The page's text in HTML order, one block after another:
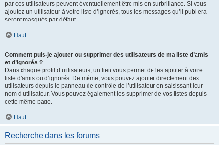
par ces utilisateurs peuvent éventuellement être mis en surbrillance. Si vous
ajoutez un utilisateur à votre liste d’ignorés, tous les messages qu’il publiera
seront masqués par défaut.
Haut
Comment puis-je ajouter ou supprimer des utilisateurs de ma liste d’amis
et d’ignorés ?
Dans chaque profil d’utilisateurs, un lien vous permet de les ajouter à votre
liste d’amis ou d’ignorés. De même, vous pouvez ajouter directement des
utilisateurs depuis le panneau de contrôle de l’utilisateur en saisissant leur
nom d’utilisateur. Vous pouvez également les supprimer de vos listes depuis
cette même page.
Haut
Recherche dans les forums